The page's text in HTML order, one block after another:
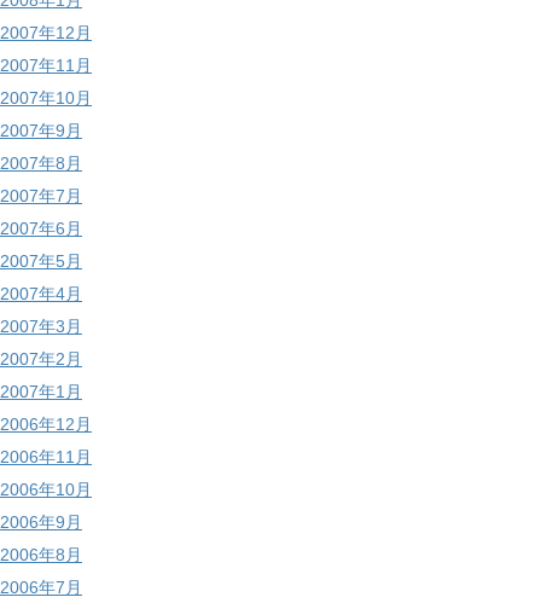
2007年12月
2007年11月
2007年10月
2007年9月
2007年8月
2007年7月
2007年6月
2007年5月
2007年4月
2007年3月
2007年2月
2007年1月
2006年12月
2006年11月
2006年10月
2006年9月
2006年8月
2006年7月